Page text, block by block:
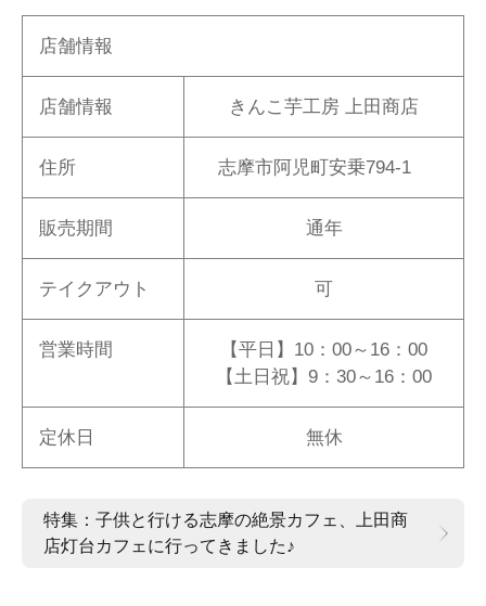
店舗情報
店舗情報 きんこ芋工房 上田商店
住所 志摩市阿児町安乗794-1
販売期間 通年
テイクアウト 可
営業時間
【平日】10：00～16：00
【土日祝】9：30～16：00
定休日 無休
特集：子供と行ける志摩の絶景カフェ、上田商
店灯台カフェに行ってきました♪